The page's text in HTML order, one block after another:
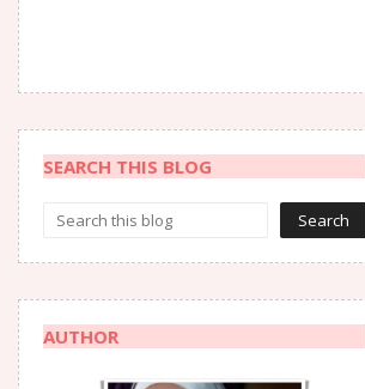
SEARCH THIS BLOG
AUTHOR